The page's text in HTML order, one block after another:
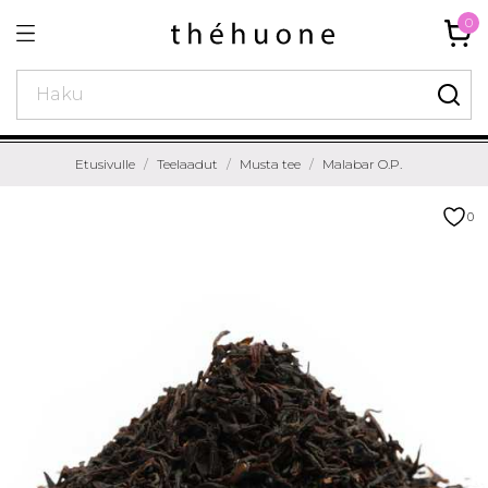
0
Etusivulle Teelaadut Musta tee Malabar O.P.
0